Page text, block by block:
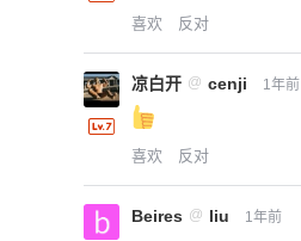
喜欢 反对
凉白开 @ cenji 1年前
喜欢 反对
Beires @ liu 1年前